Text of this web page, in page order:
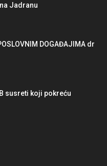
Jadranu
DOGAĐAJIMA dr
susreti koji pokreću